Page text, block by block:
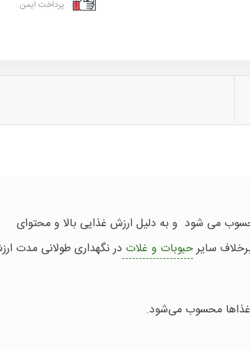
پرداخت ایمن
می شود و به دلیل ارزش غذایی بالا و محتوای
سایرحبوبات و غلات در نگهداری طولانی مدت
غذاها محسوب می‌شود.